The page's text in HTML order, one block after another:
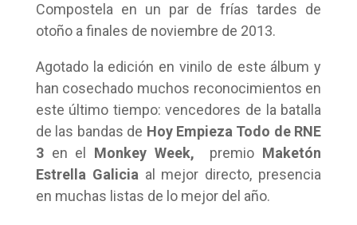
Compostela en un par de frías tardes de
otoño a finales de noviembre de 2013.
Agotado la edición en vinilo de este álbum y
han cosechado muchos reconocimientos en
este último tiempo: vencedores de la batalla
de las bandas de Hoy Empieza Todo de RNE
3en el Monkey Week, premio Maketón
Estrella Galicia al mejor directo, presencia
en muchas listas de lo mejor del año.